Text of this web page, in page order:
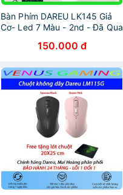
Bàn Phím DAREU LK145 Giả
Cơ- Led 7 Màu - 2nd - Đã Qua
150.000 đ